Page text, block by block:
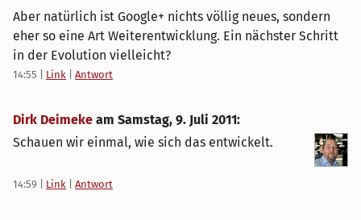
Aber natürlich ist Google+ nichts völlig neues, sondern
eher so eine Art Weiterentwicklung. Ein nächster Schritt
in der Evolution vielleicht?
14:55 Link Antwort
Dirk Deimeke am Samstag, 9. Juli 2011:
Schauen wir einmal, wie sich das entwickelt.
14:59 Link Antwort